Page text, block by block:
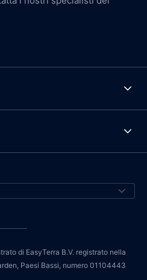
di EasyTerra B.V. registrato nella
Paesi Bassi, numero 01104443